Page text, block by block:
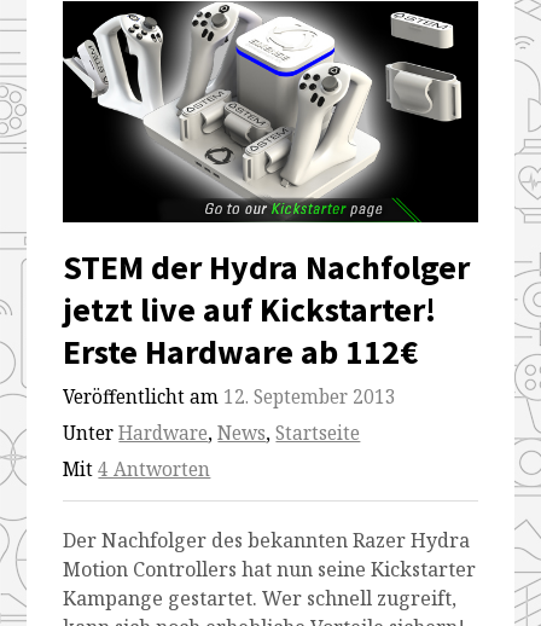
STEM der Hydra Nachfolger
jetzt live auf Kickstarter!
Erste Hardware ab 112€
Veröffentlicht am 12. September 2013
UnterHardware,News,Startseite
Mit4 Antworten
Der Nachfolger des bekannten Razer Hydra
Motion Controllers hat nun seine Kickstarter
Kampange gestartet. Wer schnell zugreift,